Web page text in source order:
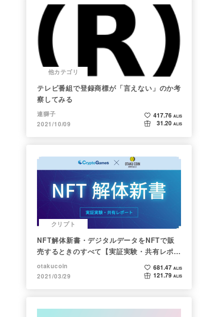
他カテゴリ
テレビ番組で登録商標が「言えない」のか考
察してみる
連獅子
2021/10/09
417.76 ALIS
31.20 ALIS
クリプト
NFT解体新書・デジタルデータをNFTで販
売するときのすべて【実証実験・共有レポー
ト】
otakucoin
2021/03/29
681.47 ALIS
121.79 ALIS